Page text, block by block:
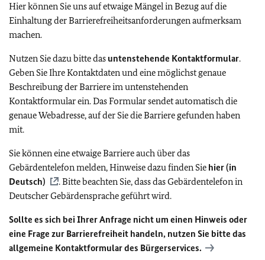
Hier können Sie uns auf etwaige Mängel in Bezug auf die
Einhaltung der Barrierefreiheitsanforderungen aufmerksam
machen.
Nutzen Sie dazu bitte das untenstehende Kontaktformular.
Geben Sie Ihre Kontaktdaten und eine möglichst genaue
Beschreibung der Barriere im untenstehenden
Kontaktformular ein. Das Formular sendet automatisch die
genaue Webadresse, auf der Sie die Barriere gefunden haben
mit.
Sie können eine etwaige Barriere auch über das
Gebärdentelefon melden, Hinweise dazu finden Sie hier (in
Deutsch)
. Bitte beachten Sie, dass das Gebärdentelefon in
Deutscher Gebärdensprache geführt wird.
Sollte es sich bei Ihrer Anfrage nicht um einen Hinweis oder
eine Frage zur Barrierefreiheit handeln, nutzen Sie bitte das
allgemeine Kontaktformular des Bürgerservices.